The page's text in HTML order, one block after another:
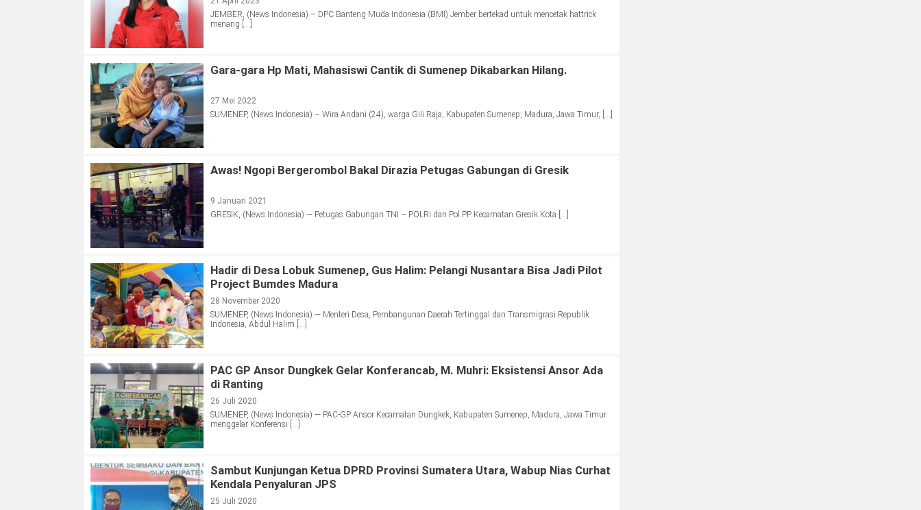
JEMBER, (News Indonesia) – DPC Banteng Muda Indonesia (BMI) Jember bertekad untuk mencetak hattrick
menang […]
Gara-gara Hp Mati, Mahasiswi Cantik di Sumenep Dikabarkan Hilang.
27 Mei 2022
SUMENEP, (News Indonesia) – Wira Andani (24), warga Gili Raja, Kabupaten Sumenep, Madura, Jawa Timur, […]
Awas! Ngopi Bergerombol Bakal Dirazia Petugas Gabungan di Gresik
9 Januari 2021
GRESIK, (News Indonesia) — Petugas Gabungan TNI – POLRI dan Pol PP Kecamatan Gresik Kota […]
Hadir di Desa Lobuk Sumenep, Gus Halim: Pelangi Nusantara Bisa Jadi Pilot
Project Bumdes Madura
28 November 2020
SUMENEP, (News Indonesia) — Menteri Desa, Pembangunan Daerah Tertinggal dan Transmigrasi Republik
Indonesia, Abdul Halim […]
PAC GP Ansor Dungkek Gelar Konferancab, M. Muhri: Eksistensi Ansor Ada
di Ranting
26 Juli 2020
SUMENEP, (News Indonesia) — PAC-GP Ansor Kecamatan Dungkek, Kabupaten Sumenep, Madura, Jawa Timur
menggelar Konferensi […]
Sambut Kunjungan Ketua DPRD Provinsi Sumatera Utara, Wabup Nias Curhat
Kendala Penyaluran JPS
25 Juli 2020